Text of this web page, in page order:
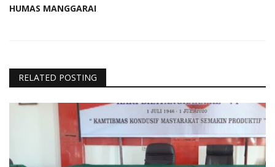
HUMAS MANGGARAI
RELATED POSTING